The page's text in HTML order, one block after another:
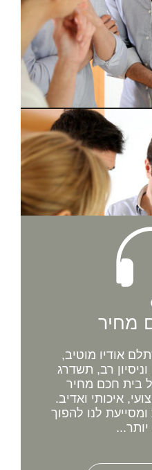
מחיר
אודיו מוטיב,
רב, תשדרג
בית חכם מחיר
איכותי ואדיב.
לנו להפוך